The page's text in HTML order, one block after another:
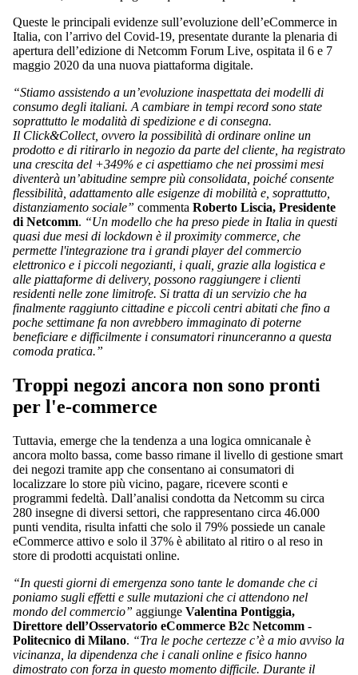
Queste le principali evidenze sull’evoluzione dell’eCommerce in
Italia, con l’arrivo del Covid-19, presentate durante la plenaria di
apertura dell’edizione di Netcomm Forum Live, ospitata il 6 e 7
maggio 2020 da una nuova piattaforma digitale.
“Stiamo assistendo a un’evoluzione inaspettata dei modelli di
consumo degli italiani. A cambiare in tempi record sono state
soprattutto le modalità di spedizione e di consegna.
Il Click&Collect, ovvero la possibilità di ordinare online un
prodotto e di ritirarlo in negozio da parte del cliente, ha registrato
una crescita del +349% e ci aspettiamo che nei prossimi mesi
diventerà un’abitudine sempre più consolidata, poiché consente
flessibilità, adattamento alle esigenze di mobilità e, soprattutto,
distanziamento sociale” commenta Roberto Liscia, Presidente
di Netcomm. “Un modello che ha preso piede in Italia in questi
quasi due mesi di lockdown è il proximity commerce, che
permette l'integrazione tra i grandi player del commercio
elettronico e i piccoli negozianti, i quali, grazie alla logistica e
alle piattaforme di delivery, possono raggiungere i clienti
residenti nelle zone limitrofe. Si tratta di un servizio che ha
finalmente raggiunto cittadine e piccoli centri abitati che fino a
poche settimane fa non avrebbero immaginato di poterne
beneficiare e difficilmente i consumatori rinunceranno a questa
comoda pratica.”
Troppi negozi ancora non sono pronti
per l'e-commerce
Tuttavia, emerge che la tendenza a una logica omnicanale è
ancora molto bassa, come basso rimane il livello di gestione smart
dei negozi tramite app che consentano ai consumatori di
localizzare lo store più vicino, pagare, ricevere sconti e
programmi fedeltà. Dall’analisi condotta da Netcomm su circa
280 insegne di diversi settori, che rappresentano circa 46.000
punti vendita, risulta infatti che solo il 79% possiede un canale
eCommerce attivo e solo il 37% è abilitato al ritiro o al reso in
store di prodotti acquistati online.
“In questi giorni di emergenza sono tante le domande che ci
poniamo sugli effetti e sulle mutazioni che ci attendono nel
mondo del commercio” aggiunge Valentina Pontiggia,
Direttore dell’Osservatorio eCommerce B2c Netcomm -
Politecnico di Milano. “Tra le poche certezze c’è a mio avviso la
vicinanza, la dipendenza che i canali online e fisico hanno
dimostrato con forza in questo momento difficile. Durante il